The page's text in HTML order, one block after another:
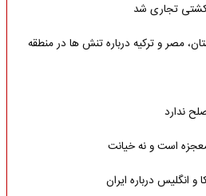
ندارد
است و نه خیانت
انگلیس درباره ایران